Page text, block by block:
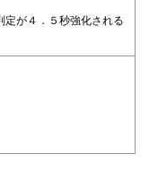
が４．５秒強化される